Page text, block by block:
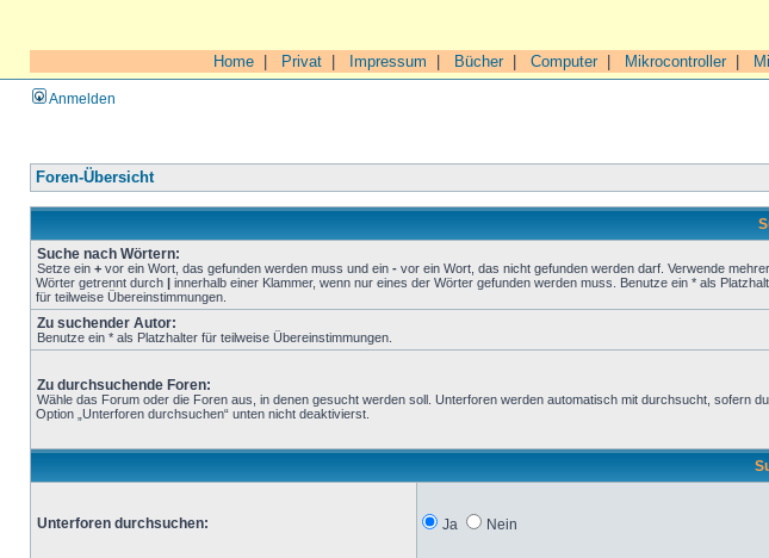
Home Privat Impressum Bücher| Computer| Mikrocontroller|
Anmelden
Foren-Übersicht
Suche nach Wörtern:
Setze ein + vor ein Wort, das gefunden werden muss und ein - vor ein Wort, das nicht gefunden werden darf. Verwende
Wörter getrennt durch | innerhalb einer Klammer, wenn nur eines der Wörter gefunden werden muss. Benutze ein * als
für teilweise Übereinstimmungen.
Zu suchender Autor:
Benutze ein * als Platzhalter für teilweise Übereinstimmungen.
Zu durchsuchende Foren:
Wähle das Forum oder die Foren aus, in denen gesucht werden soll. Unterforen werden automatisch mit durchsucht, sofern
Option „Unterforen durchsuchen“ unten nicht deaktivierst.
Unterforen durchsuchen: Ja Nein